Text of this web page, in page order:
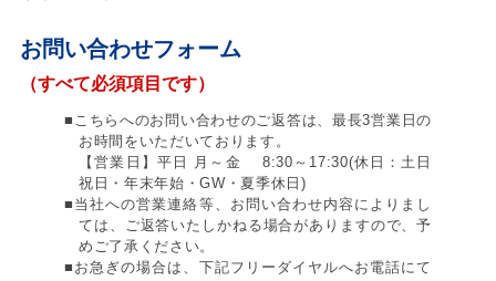
お問い合わせフォーム
（すべて必須項目です）
■こちらへのお問い合わせのご返答は、最長3営業日の
お時間をいただいております。
【営業日】平日 月～金 8:30～17:30(休日：土日
祝日・年末年始・GW・夏季休日)
■当社への営業連絡等、お問い合わせ内容によりまし
ては、ご返答いたしかねる場合がありますので、予
めご了承ください。
■お急ぎの場合は、下記フリーダイヤルへお電話にて